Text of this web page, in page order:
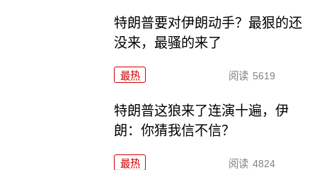
特朗普要对伊朗动手？最狠的还
没来，最骚的来了
最热 阅读 5619
特朗普这狼来了连演十遍，伊
朗：你猜我信不信？
最热 阅读 4824